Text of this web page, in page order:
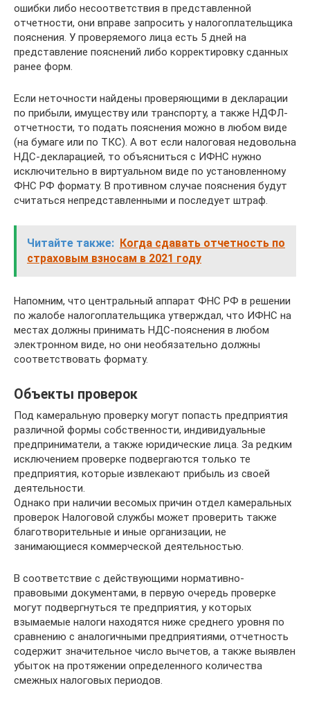
ошибки либо несоответствия в представленной
отчетности, они вправе запросить у налогоплательщика
пояснения. У проверяемого лица есть 5 дней на
представление пояснений либо корректировку сданных
ранее форм.
Если неточности найдены проверяющими в декларации
по прибыли, имуществу или транспорту, а также НДФЛ-
отчетности, то подать пояснения можно в любом виде
(на бумаге или по ТКС). А вот если налоговая недовольна
НДС-декларацией, то объясниться с ИФНС нужно
исключительно в виртуальном виде по установленному
ФНС РФ формату. В противном случае пояснения будут
считаться непредставленными и последует штраф.
Читайте также: Когда сдавать отчетность по
страховым взносам в 2021 году
Напомним, что центральный аппарат ФНС РФ в решении
по жалобе налогоплательщика утверждал, что ИФНС на
местах должны принимать НДС-пояснения в любом
электронном виде, но они необязательно должны
соответствовать формату.
Объекты проверок
Под камеральную проверку могут попасть предприятия
различной формы собственности, индивидуальные
предприниматели, а также юридические лица. За редким
исключением проверке подвергаются только те
предприятия, которые извлекают прибыль из своей
деятельности.
Однако при наличии весомых причин отдел камеральных
проверок Налоговой службы может проверить также
благотворительные и иные организации, не
занимающиеся коммерческой деятельностью.
В соответствие с действующими нормативно-
правовыми документами, в первую очередь проверке
могут подвергнуться те предприятия, у которых
взымаемые налоги находятся ниже среднего уровня по
сравнению с аналогичными предприятиями, отчетность
содержит значительное число вычетов, а также выявлен
убыток на протяжении определенного количества
смежных налоговых периодов.